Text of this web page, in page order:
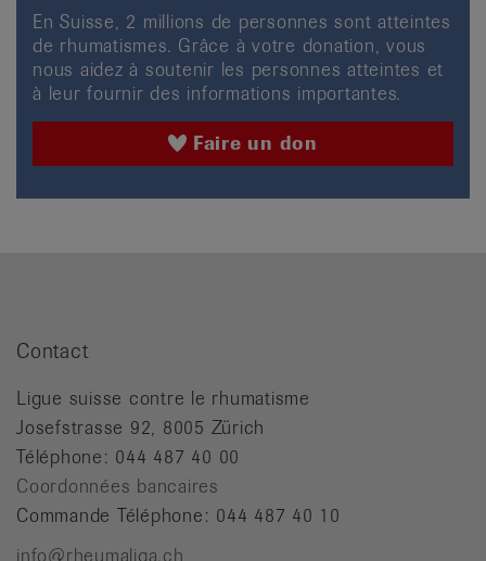
En Suisse, 2 millions de personnes sont atteintes
de rhumatismes. Grâce à votre donation, vous
nous aidez à soutenir les personnes atteintes et
à leur fournir des informations importantes.
Faire un don
Contact
Ligue suisse contre le rhumatisme
Josefstrasse 92, 8005 Zürich
Téléphone: 044 487 40 00
Coordonnées bancaires
Commande Téléphone: 044 487 40 10
info@rheumaliga.ch